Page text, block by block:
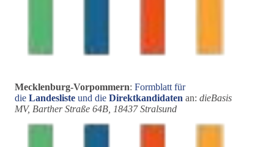
Mecklenburg-Vorpommern: Formblatt für
die Landesliste und die Direktkandidaten an: dieBasis
MV, Barther Straße 64B, 18437 Stralsund